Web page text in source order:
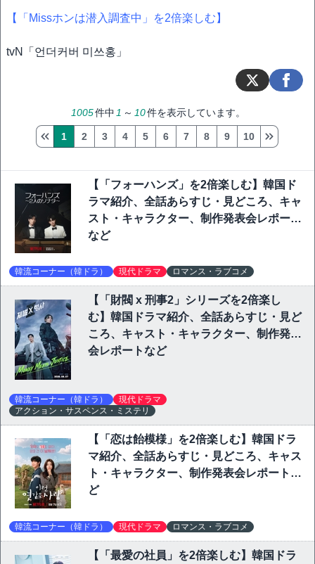
【「Missホンは潜入調査中」を2倍楽しむ】
tvN「언더커버 미쓰홍」
1005件中 1 ～ 10件を表示しています。
1 2 3 4 5 6 7 8 9 10
【「フォーハンズ」を2倍楽しむ】韓国ド
ラマ紹介、全話あらすじ・見どころ、キャ
スト・キャラクター、制作発表会レポート
など
韓流コーナー（韓ドラ） 現代ドラマ ロマンス・ラブコメ
【「財閥 x 刑事2」シリーズを2倍楽し
む】韓国ドラマ紹介、全話あらすじ・見ど
ころ、キャスト・キャラクター、制作発表
会レポートなど
韓流コーナー（韓ドラ）
現代ドラマ
アクション・サスペンス・ミステリ
【「恋は飴模様」を2倍楽しむ】韓国ドラ
マ紹介、全話あらすじ・見どころ、キャス
ト・キャラクター、制作発表会レポートな
ど
韓流コーナー（韓ドラ） 現代ドラマ ロマンス・ラブコメ
【「最愛の社員」を2倍楽しむ】韓国ドラ